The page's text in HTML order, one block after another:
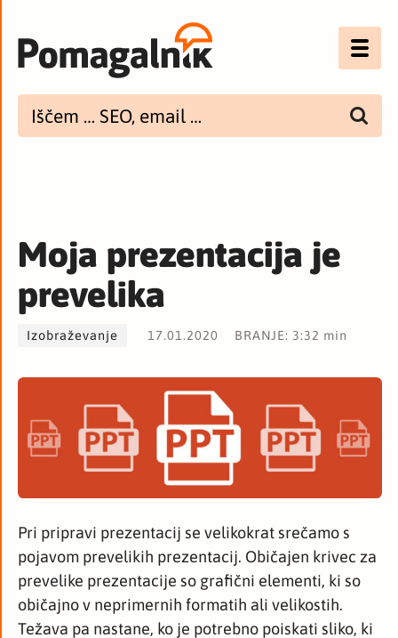
UX
Spletna dostopnost
PODCAST
Moja prezentacija je
prevelika
Izobraževanje 17.01.2020 BRANJE: 3:32 min
Pri pripravi prezentacij se velikokrat srečamo s
pojavom prevelikih prezentacij. Običajen krivec za
prevelike prezentacije so grafični elementi, ki so
običajno v neprimernih formatih ali velikostih.
Težava pa nastane, ko je potrebno poiskati sliko, ki